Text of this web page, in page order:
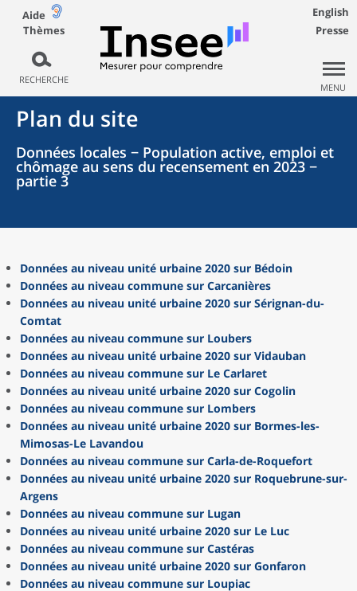
Aide
Thèmes
RECHERCHE
English
Presse
MENU
Plan du site
Données locales − Population active, emploi et
chômage au sens du recensement en 2023 −
partie 3
Données au niveau unité urbaine 2020 sur Bédoin
Données au niveau commune sur Carcanières
Données au niveau unité urbaine 2020 sur Sérignan-du-
Comtat
Données au niveau commune sur Loubers
Données au niveau unité urbaine 2020 sur Vidauban
Données au niveau commune sur Le Carlaret
Données au niveau unité urbaine 2020 sur Cogolin
Données au niveau commune sur Lombers
Données au niveau unité urbaine 2020 sur Bormes-les-
Mimosas-Le Lavandou
Données au niveau commune sur Carla-de-Roquefort
Données au niveau unité urbaine 2020 sur Roquebrune-sur-
Argens
Données au niveau commune sur Lugan
Données au niveau unité urbaine 2020 sur Le Luc
Données au niveau commune sur Castéras
Données au niveau unité urbaine 2020 sur Gonfaron
Données au niveau commune sur Loupiac